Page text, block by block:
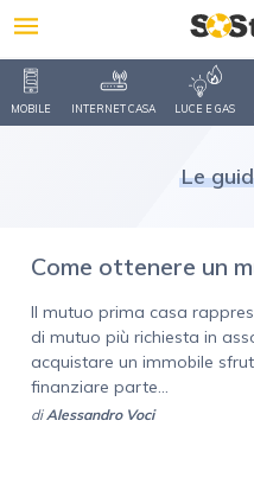
MOBILE INTERNET CASA LUCE E GAS
Le
Come ottenere un
Il mutuo prima casa
di mutuo più richiesta in
acquistare un immobile
finanziare parte...
diAlessandro Voci